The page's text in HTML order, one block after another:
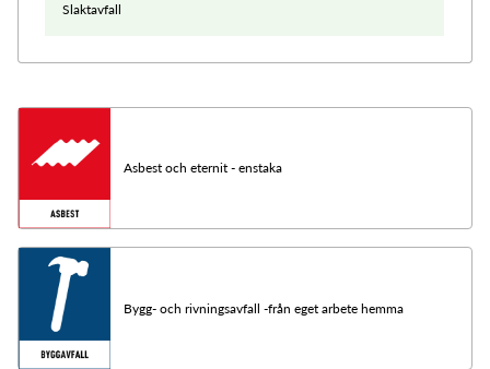
Slaktavfall
Asbest och eternit - enstaka
Bygg- och rivningsavfall -från eget arbete hemma